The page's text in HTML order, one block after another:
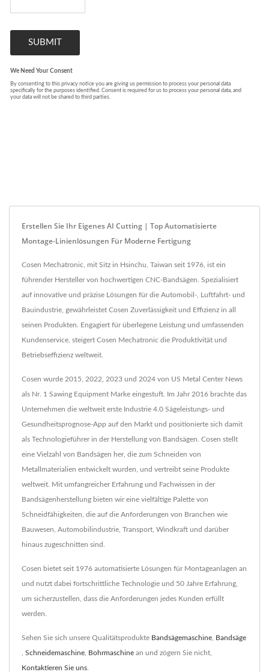
Erstellen Sie Ihr Eigenes AI Cutting | Top Automatisierte
Montage-Linienlösungen Für Moderne Fertigung
Cosen Mechatronic, mit Sitz in Hsinchu, Taiwan seit 1976, ist ein
führender Hersteller von hochwertigen CNC-Bandsägen. Spezialisiert
auf innovative und präzise Lösungen für die Automobil-, Luftfahrt- und
Bauindustrie, gewährleistet Cosen Zuverlässigkeit und Effizienz in all
seinen Produkten. Engagiert für überlegene Leistung und umfassenden
Kundenservice, steigert Cosen Mechatronic die Produktivität und
Betriebseffizienz weltweit.
Cosen wurde 2015, 2022, 2023 und 2024 von US Metal Center News
als Nr. 1 Sawing Equipment Marke eingestuft. Im Jahr 2016 brachte das
Unternehmen die weltweit erste Industrie 4.0 Sägeleistungs- und
Gesundheitsprognose-App auf den Markt und positionierte sich damit
als Technologieführer in der Herstellung von Bandsägen. Cosen stellt
eine Vielzahl von Bandsägen her, die zum Schneiden von
Metallmaterialien entwickelt wurden, und vertreibt seine Produkte
weltweit. Mit umfangreicher Erfahrung und Fachwissen in der
Bandsägenherstellung bieten wir eine vielfältige Palette von
Schneidfähigkeiten, die auf die Anforderungen von Branchen wie
Bauwesen, Automobilindustrie, Transport, Windkraft und darüber
hinaus zugeschnitten sind.
Cosen bietet seit 1976 automatisierte Lösungen für Montageanlagen an
und nutzt dabei fortschrittliche Technologie und 50 Jahre Erfahrung,
um sicherzustellen, dass die Anforderungen jedes Kunden erfüllt
werden.
Sehen Sie sich unsere Qualitätsprodukte Bandsägemaschine Bandsäge
Schneidemaschine Bohrmaschine an und zögern Sie nicht,
Kontaktieren Sie uns